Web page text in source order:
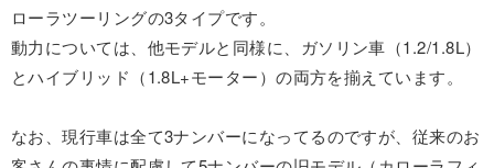
ローラツーリングの3タイプです。
動力については、他モデルと同様に、ガソリン車（1.2/1.8L）
とハイブリッド（1.8L+モーター）の両方を揃えています。
なお、現行車は全て3ナンバーになってるのですが、従来のお